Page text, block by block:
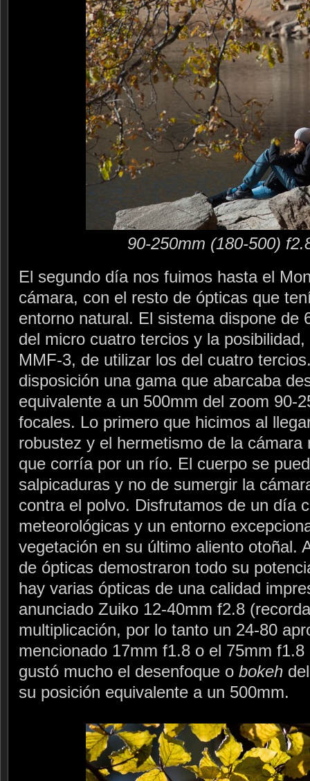
90-250mm (180-500)
El segundo día nos fuimos hasta el
cámara, con el resto de ópticas que
entorno natural. El sistema dispone de
del micro cuatro tercios y la
MMF-3, de utilizar los del cuatro
disposición una gama que abarcaba
equivalente a un 500mm del zoom 90-
focales. Lo primero que hicimos al
robustez y el hermetismo de la cámara
que corría por un río. El cuerpo se
salpicaduras y no de sumergir la
contra el polvo. Disfrutamos de un día
meteorológicas y un entorno
vegetación en su último aliento otoñal.
de ópticas demostraron todo su
hay varias ópticas de una calidad
anunciado Zuiko 12-40mm f2.8
multiplicación, por lo tanto un 24-80
mencionado 17mm f1.8 o el 75mm
gustó mucho el desenfoque o bokeh
su posición equivalente a un 500mm.